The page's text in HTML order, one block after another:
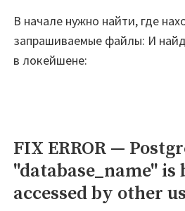
В начале нужно найти, где
запрашиваемые файлы: И
в локейшене:
FIX ERROR —
"database_name" is
accessed by other